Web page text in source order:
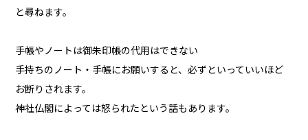
と尋ねます。
手帳やノートは御朱印帳の代用はできない
手持ちのノート・手帳にお願いすると、必ずといっていいほど
お断りされます。
神社仏閣によっては怒られたという話もあります。